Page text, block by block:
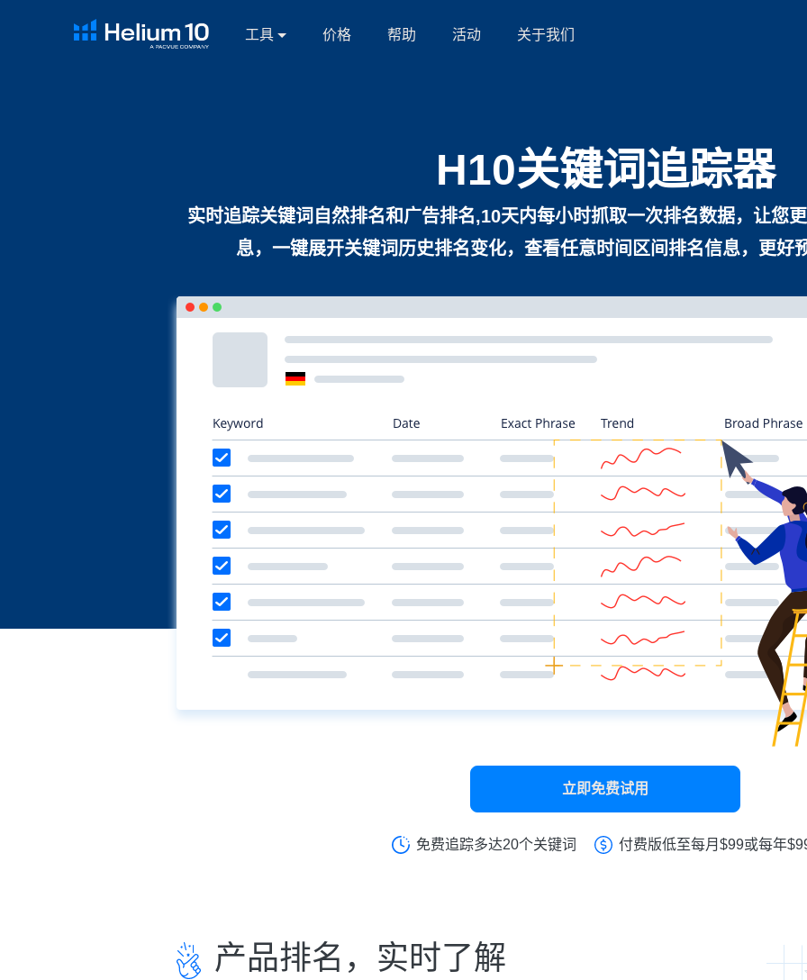
工具 价格 帮助 活动 关于我们
H10关键词追踪器
实时追踪关键词自然排名和广告排名,10天内每小时抓取一次排名数据，让您
息，一键展开关键词历史排名变化，查看任意时间区间排名信息，更好
立即免费试用
免费追踪多达20个关键词 付费版低至每月$99或每年
产品排名，实时了解